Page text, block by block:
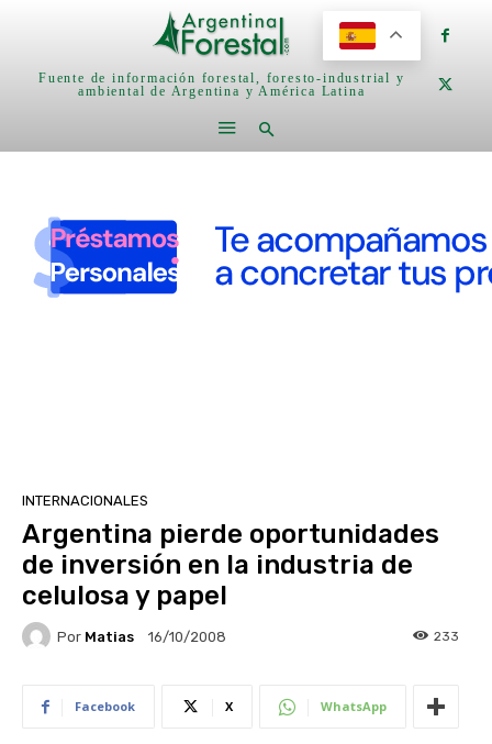
Fuente de información forestal, foresto-industrial y
ambiental de Argentina y América Latina
INTERNACIONALES
Argentina pierde oportunidades
de inversión en la industria de
celulosa y papel
Por Matias 16/10/2008 233
Facebook X WhatsApp